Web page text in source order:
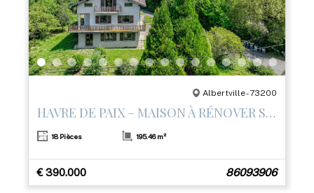
Albertville - 73200
HAVRE DE PAIX – MAISON À RÉNOVER SUR LES HAUTEURS D’ALBERTVILLE
18 Pièces 195.46 m²
€ 390.000 86093906